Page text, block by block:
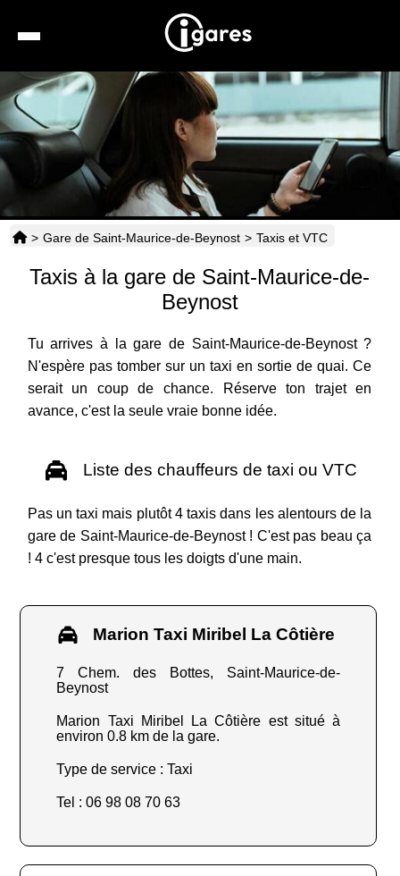
Recherche
Location de voiture
Hôtels
Taxis
Transports
> Gare de Saint-Maurice-de-Beynost > Taxis et VTC
Taxis à la gare de Saint-Maurice-de-
Beynost
Tu arrives à la gare de Saint-Maurice-de-Beynost ?
N'espère pas tomber sur un taxi en sortie de quai. Ce
serait un coup de chance. Réserve ton trajet en
avance, c'est la seule vraie bonne idée.
Liste des chauffeurs de taxi ou VTC
Pas un taxi mais plutôt 4 taxis dans les alentours de la
gare de Saint-Maurice-de-Beynost ! C'est pas beau ça
! 4 c'est presque tous les doigts d'une main.
Marion Taxi Miribel La Côtière
7 Chem. des Bottes, Saint-Maurice-de-
Beynost
Marion Taxi Miribel La Côtière est situé à
environ 0.8 km de la gare.
Type de service : Taxi
Tel : 06 98 08 70 63